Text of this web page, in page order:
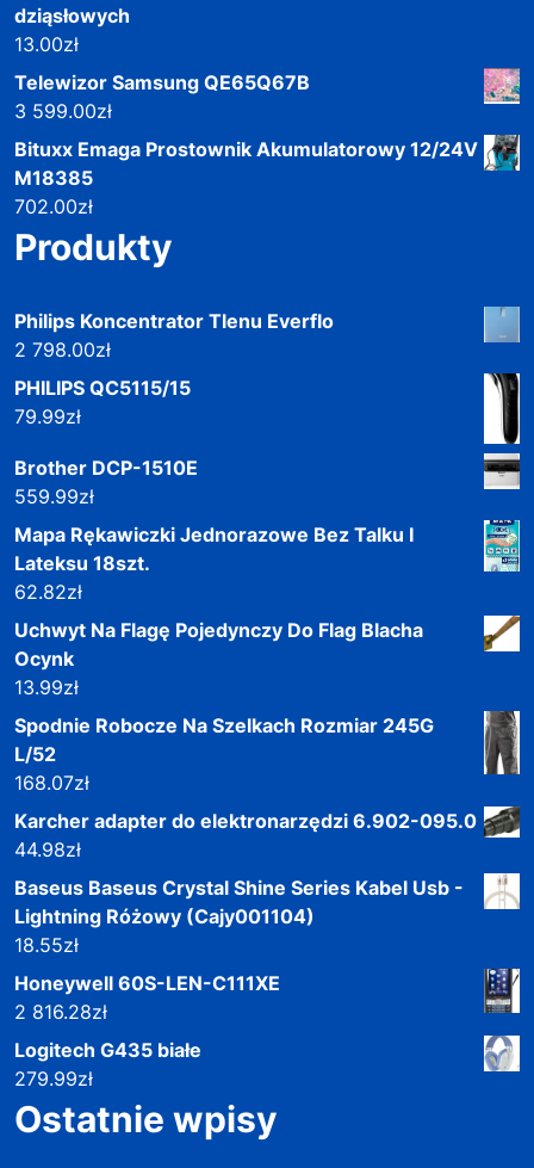
dziąsłowych
13.00zł
Telewizor Samsung QE65Q67B
3 599.00zł
Bituxx Emaga Prostownik Akumulatorowy 12/24V
M18385
702.00zł
Produkty
Philips Koncentrator Tlenu Everflo
2 798.00zł
PHILIPS QC5115/15
79.99zł
Brother DCP-1510E
559.99zł
Mapa Rękawiczki Jednorazowe Bez Talku I
Lateksu 18szt.
62.82zł
Uchwyt Na Flagę Pojedynczy Do Flag Blacha
Ocynk
13.99zł
Spodnie Robocze Na Szelkach Rozmiar 245G
L/52
168.07zł
Karcher adapter do elektronarzędzi 6.902-095.0
44.98zł
Baseus Baseus Crystal Shine Series Kabel Usb -
Lightning Różowy (Cajy001104)
18.55zł
Honeywell 60S-LEN-C111XE
2 816.28zł
Logitech G435 białe
279.99zł
Ostatnie wpisy